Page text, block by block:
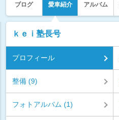
ブログ 愛車紹介 アルバム
ｋｅｉ塾長号
プロフィール
整備 (9)
フォトアルバム (1)